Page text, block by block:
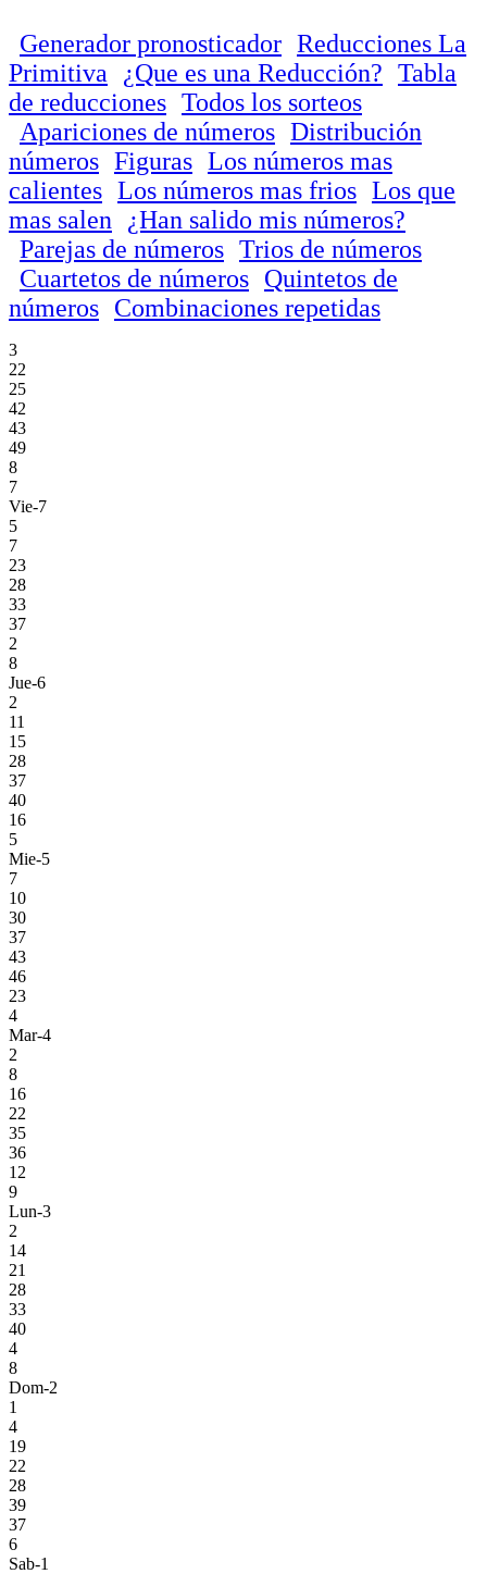
Generador pronosticador Reducciones La
Primitiva
¿Que es una Reducción? Tabla
de reducciones Todos los sorteos
Apariciones de números Distribución
números Figuras Los números mas
calientes Los números mas frios Los que
mas salen
¿Han salido mis números?
Parejas de números Trios de números
Cuartetos de números Quintetos de
números Combinaciones repetidas
3
22
25
42
43
49
8
7
Vie-7
5
7
23
28
33
37
2
8
Jue-6
2
11
15
28
37
40
16
5
Mie-5
7
10
30
37
43
46
23
4
Mar-4
2
8
16
22
35
36
12
9
Lun-3
2
14
21
28
33
40
4
8
Dom-2
1
4
19
22
28
39
37
6
Sab-1